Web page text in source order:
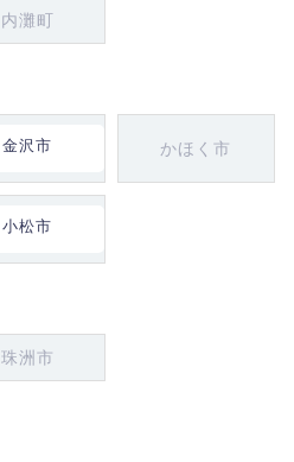
内灘町
金沢市 かほく市
小松市
珠洲市